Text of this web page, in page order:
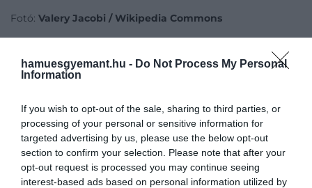
hamuesgyemant.hu - Do Not Process My Personal
Information
If you wish to opt-out of the sale, sharing to third parties, or
processing of your personal or sensitive information for
targeted advertising by us, please use the below opt-out
section to confirm your selection. Please note that after your
opt-out request is processed you may continue seeing
interest-based ads based on personal information utilized by
Fotó: Valery Jacobi / Wikipedia Commons
Cirkusz a királyi udvarban
Kortársai szerint uralkodásátkülönös szórakozások
és megalázó udvari játékok jellemezték.A
nemeseket gyakran kényszerítette nevetséges
jelmezek viselésére, udvari bolondokat és testi
fogyatékkal élő embereket tartott maga körül,